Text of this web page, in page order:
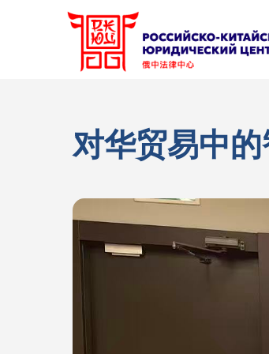
对华贸易中